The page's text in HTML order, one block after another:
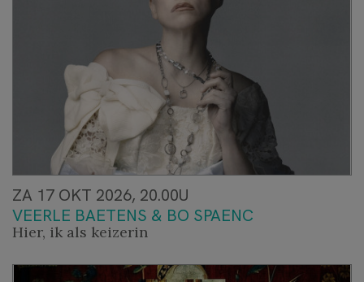
ZA 17 OKT 2026, 20.00U
VEERLE BAETENS & BO SPAENC
Hier, ik als keizerin